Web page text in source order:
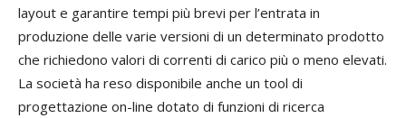
layout e garantire tempi più brevi per l’entrata in
produzione delle varie versioni di un determinato prodotto
che richiedono valori di correnti di carico più o meno elevati.
La società ha reso disponibile anche un tool di
progettazione on-line dotato di funzioni di ricerca